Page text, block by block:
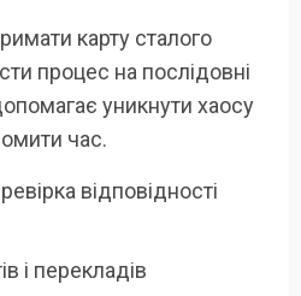
карту сталого
процес на послідовні
уникнути хаосу
час.
відповідності
і перекладів